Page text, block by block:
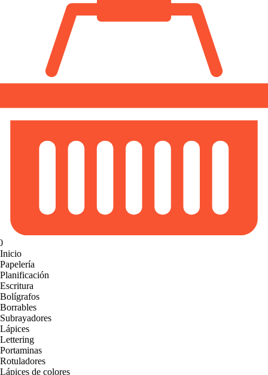
Inicio
Papelería
Planificación
Escritura
Bolígrafos
Borrables
Subrayadores
Lápices
Lettering
Portaminas
Rotuladores
Lápices de colores